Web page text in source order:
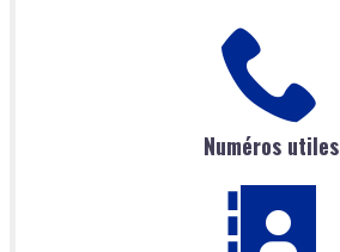
Numéros utiles